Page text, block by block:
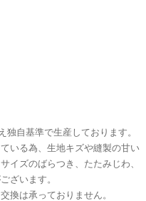
自基準で生産しております。
いる為、生地キズや縫製の甘い
イズのばらつき、たたみじわ、
ざいます。
換は承っておりません。